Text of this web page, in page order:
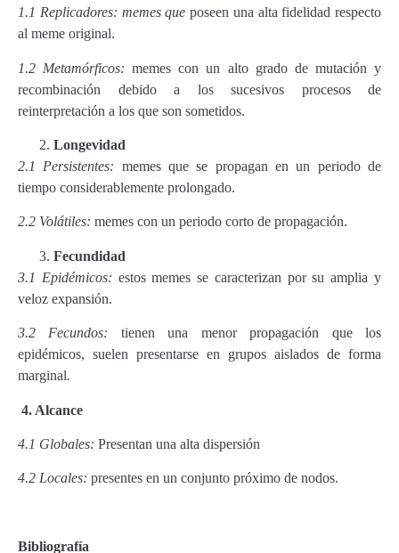
1.1 Replicadores: memes que poseen una alta fidelidad respecto
al meme original.
1.2 Metamórficos:memes con un alto grado de mutación y
recombinación debido a los sucesivos procesos de
reinterpretación a los que son sometidos.
Longevidad
2.1 Persistentes: memes que se propagan en un periodo de
tiempo considerablemente prolongado.
2.2 Volátiles: memes con un periodo corto de propagación.
Fecundidad
3.1 Epidémicos: estos memes se caracterizan por su amplia y
veloz expansión.
3.2 Fecundos: tienen una menor propagación que los
epidémicos, suelen presentarse en grupos aislados de forma
marginal.
4. Alcance
4.1 Globales: Presentan una alta dispersión
4.2 Locales: presentes en un conjunto próximo de nodos.
Bibliografía